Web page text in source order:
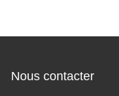
Nous contacter